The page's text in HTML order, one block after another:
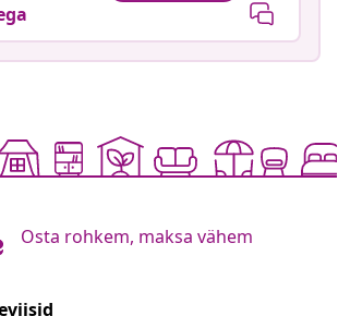
Osta rohkem, maksa vähem